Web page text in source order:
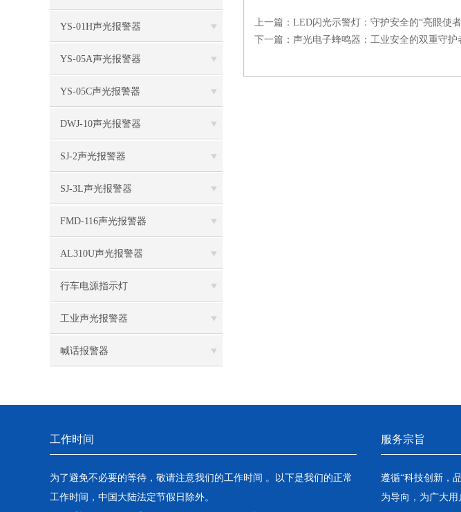
YS-01H声光报警器
YS-05A声光报警器
YS-05C声光报警器
DWJ-10声光报警器
SJ-2声光报警器
SJ-3L声光报警器
FMD-116声光报警器
AL310U声光报警器
行车电源指示灯
工业声光报警器
喊话报警器
上一篇： LED闪光示警灯：守护安全的“亮眼使
下一篇： 声光电子蜂鸣器：工业安全的双重守护
工作时间
为了避免不必要的等待，敬请注意我们的工作时间 。以下是我们的正常
工作时间，中国大陆法定节假日除外。
服务宗旨
遵循“科技创新，
为导向，为广大用